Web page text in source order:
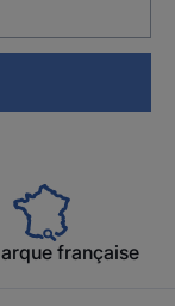
française